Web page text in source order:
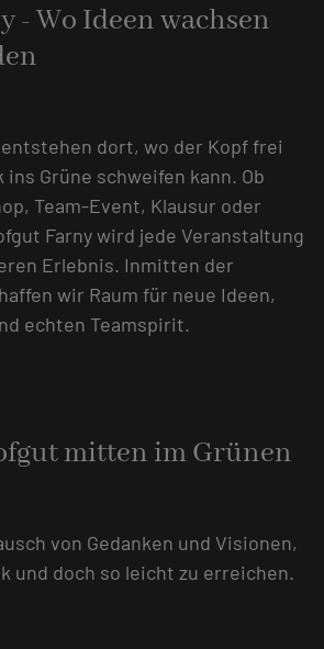
- Wo Ideen wachsen
dort, wo der Kopf frei
Grüne schweifen kann. Ob
Team-Event, Klausur oder
Farny wird jede Veranstaltung
Erlebnis. Inmitten der
wir Raum für neue Ideen,
echten Teamspirit.
mitten im Grünen
von Gedanken und Visionen,
und doch so leicht zu erreichen.